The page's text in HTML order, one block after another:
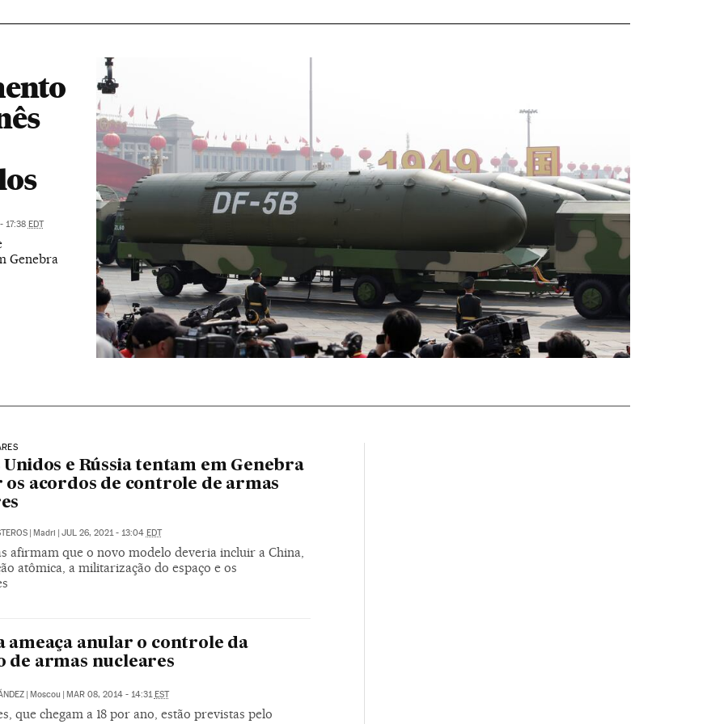
17:38 EDT
Genebra
Unidos e Rússia tentam em Genebra
os acordos de controle de armas
| Madri | JUL 26, 2021 - 13:04 EDT
afirmam que o novo modelo deveria incluir a China,
atômica, a militarização do espaço e os
ameaça anular o controle da
de armas nucleares
| Moscou | MAR 08, 2014 - 14:31EST
que chegam a 18 por ano, estão previstas pelo